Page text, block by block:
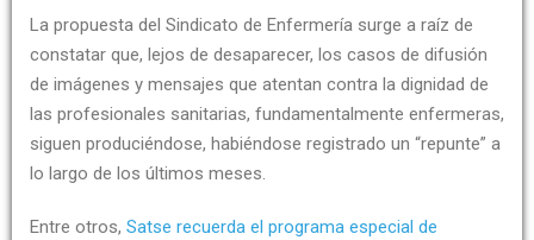
La propuesta del Sindicato de Enfermería surge a raíz de
constatar que, lejos de desaparecer, los casos de difusión
de imágenes y mensajes que atentan contra la dignidad de
las profesionales sanitarias, fundamentalmente enfermeras,
siguen produciéndose, habiéndose registrado un “repunte” a
lo largo de los últimos meses.
Entre otros, Satse recuerda el programa especial de